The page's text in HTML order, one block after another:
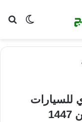
الوضع
للسيارات